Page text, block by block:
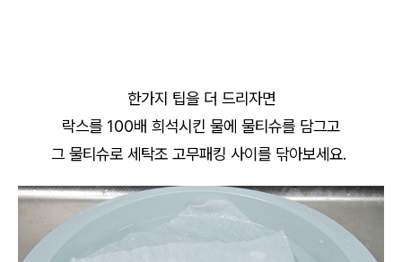
한가지 팁을 더 드리자면
락스를 100배 희석시킨 물에 물티슈를 담그고
그 물티슈로 세탁조 고무패킹 사이를 닦아보세요.